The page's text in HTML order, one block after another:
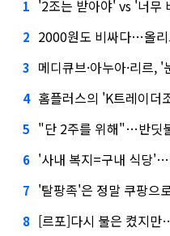
1 '2조는 받아야' vs '너무
2 2000원도 비싸다…올리브
3 메디큐브·아누아·리르,
4 홈플러스의 'K트레이
5 "단 2주를 위해"…반딧불
6 '사내 복지=구내 식당
7 '탈팡족'은 정말 쿠팡으
8 [르포]다시 불은 켰지